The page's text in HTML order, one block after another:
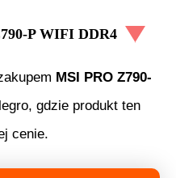
P WIFI DDR4
MSI PRO Z790-
gdzie produkt ten
cenie.